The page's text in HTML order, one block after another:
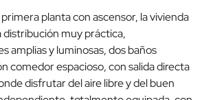
planta con ascensor, la vivienda
distribución muy práctica,
amplias y luminosas, dos baños
comedor espacioso, con salida directa
disfrutar del aire libre y del buen